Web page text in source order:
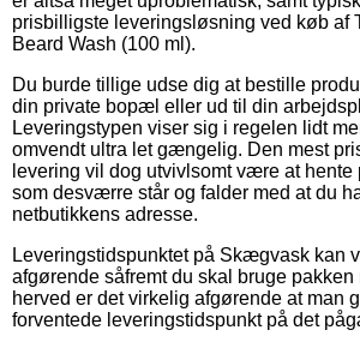
prisbilligste leveringsløsning ved køb af
Beard Wash (100 ml).
Du burde tillige udse dig at bestille
din private bopæl eller ud til din
Leveringstypen viser sig i regelen lidt
omvendt ultra let gængelig. Den mest
levering vil dog utvivlsomt være at hente
som desværre står og falder med at du
netbutikkens adresse.
Leveringstidspunktet på Skægvask kan
afgørende såfremt du skal bruge pakken
herved er det virkelig afgørende at man
forventede leveringstidspunkt på det